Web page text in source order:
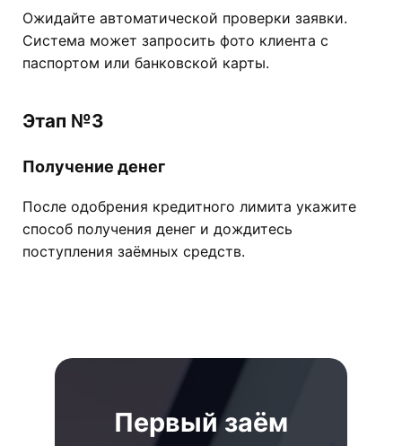
Ожидайте автоматической проверки заявки.
Система может запросить фото клиента с
паспортом или банковской карты.
Этап №3
Получение денег
После одобрения кредитного лимита укажите
способ получения денег и дождитесь
поступления заёмных средств.
Первый заём